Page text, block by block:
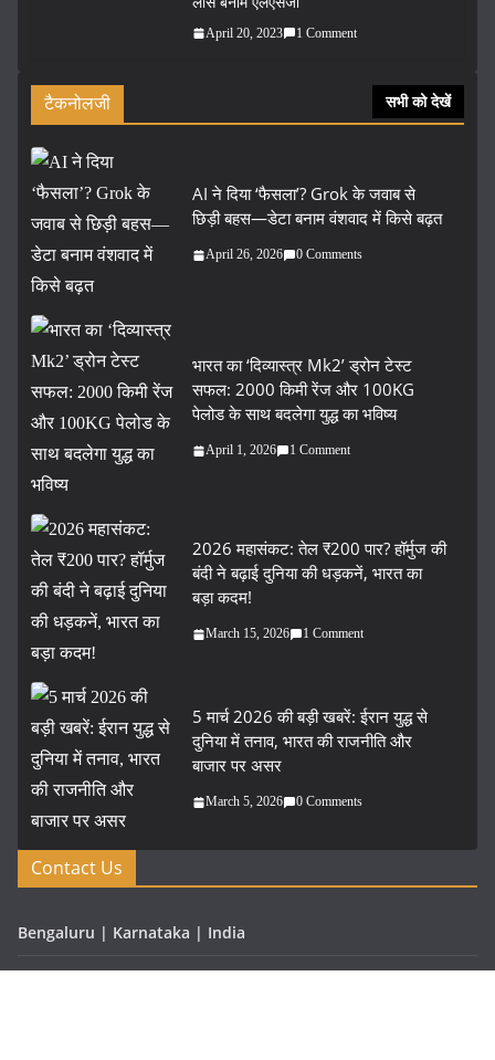
April 20, 2023 1 Comment
टैकनोलजी सभी को देखें
AI ने दिया ‘फैसला’? Grok के जवाब से
छिड़ी बहस—डेटा बनाम वंशवाद में किसे बढ़त
April 26, 2026 0 Comments
भारत का ‘दिव्यास्त्र Mk2’ ड्रोन टेस्ट
सफल: 2000 किमी रेंज और 100KG
पेलोड के साथ बदलेगा युद्ध का भविष्य
April 1, 2026 1 Comment
2026 महासंकट: तेल ₹200 पार? हॉर्मुज की
बंदी ने बढ़ाई दुनिया की धड़कनें, भारत का
बड़ा कदम!
March 15, 2026 1 Comment
5 मार्च 2026 की बड़ी खबरें: ईरान युद्ध से
दुनिया में तनाव, भारत की राजनीति और
बाजार पर असर
March 5, 2026 0 Comments
Contact Us
Bengaluru | Karnataka | India